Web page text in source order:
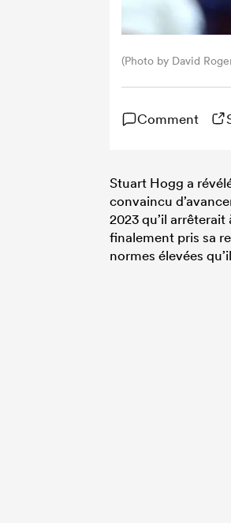
(Photo by David
Comment
Stuart Hogg a
convaincu
2023 qu’il
finalement pris sa
normes élevées